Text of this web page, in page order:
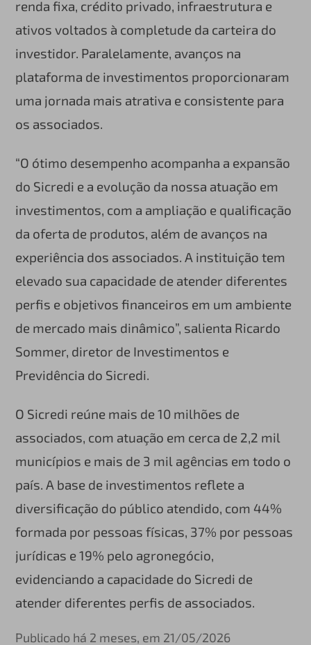
renda fixa, crédito privado, infraestrutura e
ativos voltados à completude da carteira do
investidor. Paralelamente, avanços na
plataforma de investimentos proporcionaram
uma jornada mais atrativa e consistente para
os associados.
“O ótimo desempenho acompanha a expansão
do Sicredi e a evolução da nossa atuação em
investimentos, com a ampliação e qualificação
da oferta de produtos, além de avanços na
experiência dos associados. A instituição tem
elevado sua capacidade de atender diferentes
perfis e objetivos financeiros em um ambiente
de mercado mais dinâmico”, salienta Ricardo
Sommer, diretor de Investimentos e
Previdência do Sicredi.
O Sicredi reúne mais de 10 milhões de
associados, com atuação em cerca de 2,2 mil
municípios e mais de 3 mil agências em todo o
país. A base de investimentos reflete a
diversificação do público atendido, com 44%
formada por pessoas físicas, 37% por pessoas
jurídicas e 19% pelo agronegócio,
evidenciando a capacidade do Sicredi de
atender diferentes perfis de associados.
Publicado há 2 meses, em 21/05/2026